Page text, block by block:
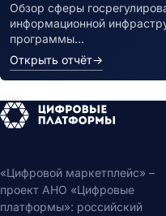
Обзор сферы
информационной
программы…
Открыть отчёт→
«Цифровой маркетплейс» –
проект АНО «Цифровые
платформы»: российский